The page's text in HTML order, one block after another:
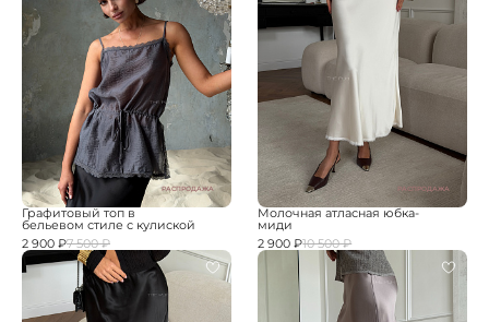
РАСПРОДАЖА
Графитовый топ в
бельевом стиле с кулиской
2 900 ₽7 500 ₽
РАСПРОДАЖА
Молочная атласная юбка-
миди
2 900 ₽10 500 ₽